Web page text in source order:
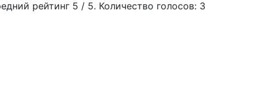
рейтинг 5 / 5. Количество голосов: 3